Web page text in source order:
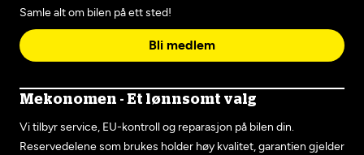
Samle alt om bilen på ett sted!
Bli medlem
Mekonomen - Et lønnsomt valg
Vi tilbyr service, EU-kontroll og reparasjon på bilen din.
Reservedelene som brukes holder høy kvalitet, garantien gjelder